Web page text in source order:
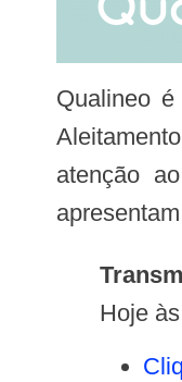
Qualineo é uma Estratégia criada pelo Ministério da Saúde(MS), por meio da Coordenação Geral de Saúde da Criança e
atenção
Hoje